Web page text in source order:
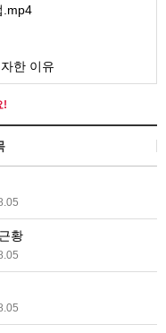
.mp4
한 이유
!
황